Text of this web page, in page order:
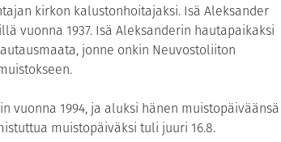
kirkon kalustonhoitajaksi. Isä Aleksander
vuonna 1937. Isä Aleksanderin hautapaikaksi
jonne onkin Neuvostoliiton
vuonna 1994, ja aluksi hänen muistopäiväänsä
muistopäiväksi tuli juuri 16.8.